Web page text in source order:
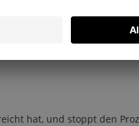
cremig. So bleibt die
hat, und stoppt den